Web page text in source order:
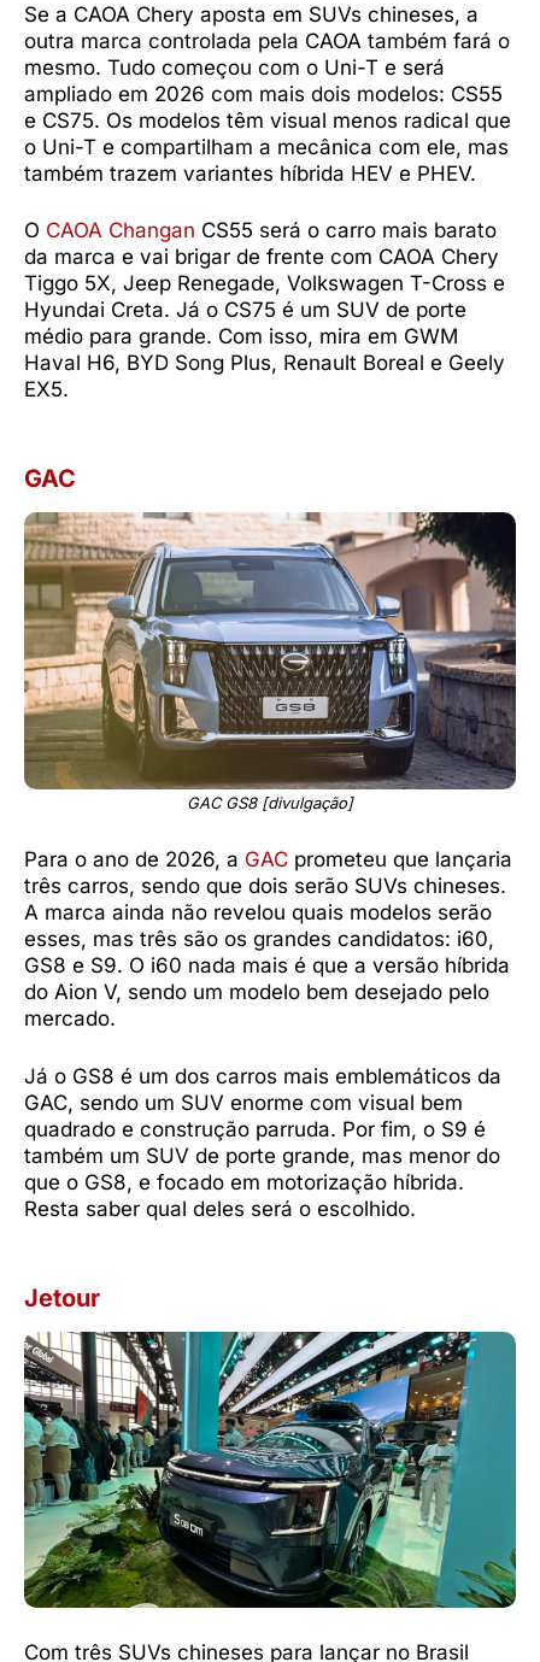
Se a CAOA Chery aposta em SUVs chineses, a
outra marca controlada pela CAOA também fará o
mesmo. Tudo começou com o Uni-T e será
ampliado em 2026 com mais dois modelos: CS55
e CS75. Os modelos têm visual menos radical que
o Uni-T e compartilham a mecânica com ele, mas
também trazem variantes híbrida HEV e PHEV.
O CAOA Changan CS55 será o carro mais barato
da marca e vai brigar de frente com CAOA Chery
Tiggo 5X, Jeep Renegade, Volkswagen T-Cross e
Hyundai Creta. Já o CS75 é um SUV de porte
médio para grande. Com isso, mira em GWM
Haval H6, BYD Song Plus, Renault Boreal e Geely
EX5.
GAC
GAC GS8 [divulgação]
Para o ano de 2026, a GAC prometeu que lançaria
três carros, sendo que dois serão SUVs chineses.
A marca ainda não revelou quais modelos serão
esses, mas três são os grandes candidatos: i60,
GS8 e S9. O i60 nada mais é que a versão híbrida
do Aion V, sendo um modelo bem desejado pelo
mercado.
Já o GS8 é um dos carros mais emblemáticos da
GAC, sendo um SUV enorme com visual bem
quadrado e construção parruda. Por fim, o S9 é
também um SUV de porte grande, mas menor do
que o GS8, e focado em motorização híbrida.
Resta saber qual deles será o escolhido.
Jetour
Com três SUVs chineses para lançar no Brasil